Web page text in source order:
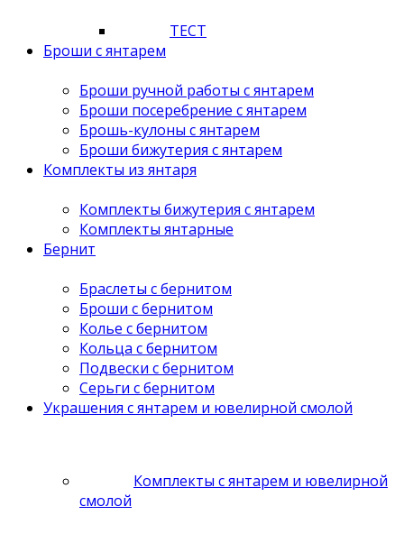
ТЕСТ
Броши с янтарем
Броши ручной работы с янтарем
Броши посеребрение с янтарем
Брошь-кулоны с янтарем
Броши бижутерия с янтарем
Комплекты из янтаря
Комплекты бижутерия с янтарем
Комплекты янтарные
Бернит
Браслеты с бернитом
Броши с бернитом
Колье с бернитом
Кольца с бернитом
Подвески с бернитом
Серьги с бернитом
Украшения с янтарем и ювелирной смолой
Комплекты с янтарем и ювелирной
смолой